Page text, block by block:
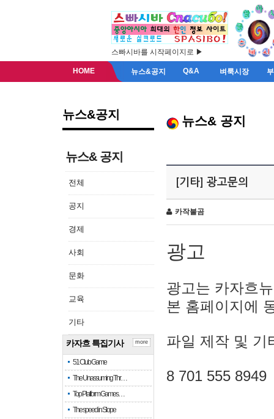
스빠시바를 시작페이지로 ▶
HOME 뉴스&공지 Q&A 벼룩시장
뉴스&공지
뉴스& 공지
전체
공지
경제
사회
문화
교육
기타
카자흐 특집기사
51 Club Game
The Unassuming Thr…
Top Platform Games…
The speed in Slope
more
뉴스& 공지
[기타] 광고문의
카작불곰
광고
광고는 카자흐
본 홈페이지에
파일 제작 및 기
8 701 555 8949